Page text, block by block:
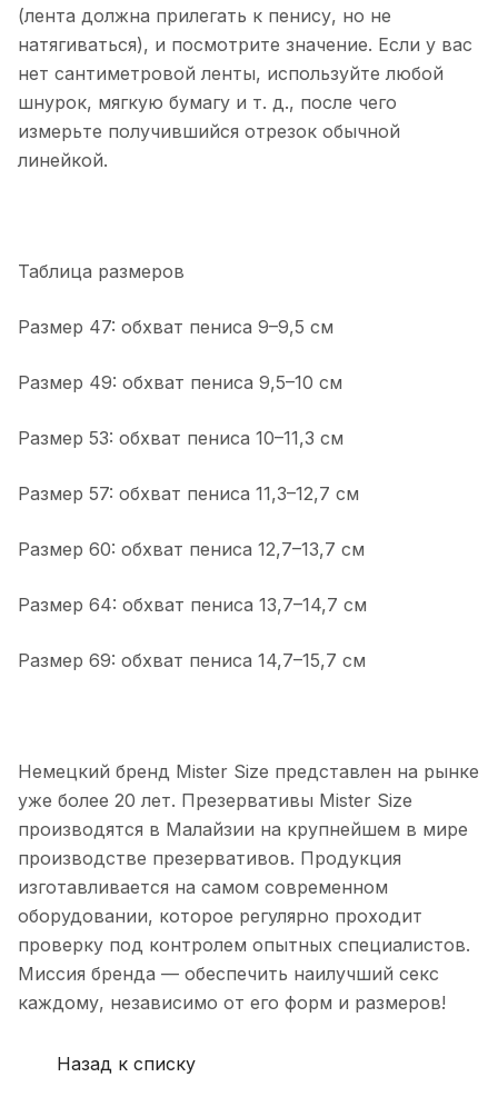
(лента должна прилегать к пенису, но не
натягиваться), и посмотрите значение. Если у вас
нет сантиметровой ленты, используйте любой
шнурок, мягкую бумагу и т. д., после чего
измерьте получившийся отрезок обычной
линейкой.
Таблица размеров
Размер 47: обхват пениса 9–9,5 см
Размер 49: обхват пениса 9,5–10 см
Размер 53: обхват пениса 10–11,3 см
Размер 57: обхват пениса 11,3–12,7 см
Размер 60: обхват пениса 12,7–13,7 см
Размер 64: обхват пениса 13,7–14,7 см
Размер 69: обхват пениса 14,7–15,7 см
Немецкий бренд Mister Size представлен на рынке
уже более 20 лет. Презервативы Mister Size
производятся в Малайзии на крупнейшем в мире
производстве презервативов. Продукция
изготавливается на самом современном
оборудовании, которое регулярно проходит
проверку под контролем опытных специалистов.
Миссия бренда — обеспечить наилучший секс
каждому, независимо от его форм и размеров!
Назад к списку